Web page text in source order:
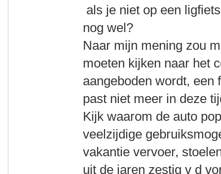
als je niet op een
nog wel?
Naar mijn mening zou
moeten kijken naar het
aangeboden wordt, een
past niet meer in deze
Kijk waarom de auto
veelzijdige
vakantie vervoer,
uit de jaren zestig v d